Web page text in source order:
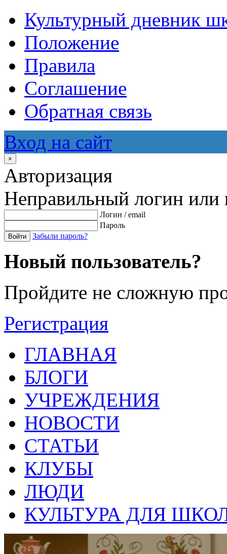
Культурный дневник
Положение
Правила
Соглашение
Обратная связь
Вход на сайт
×
Авторизация
Неправильный логин или
Логин / email
Пароль
Войти Забыли пароль?
Новый пользователь?
Пройдите не сложную
Регистрация
ГЛАВНАЯ
БЛОГИ
УЧРЕЖДЕНИЯ
НОВОСТИ
СТАТЬИ
КЛУБЫ
ЛЮДИ
КУЛЬТУРА ДЛЯ